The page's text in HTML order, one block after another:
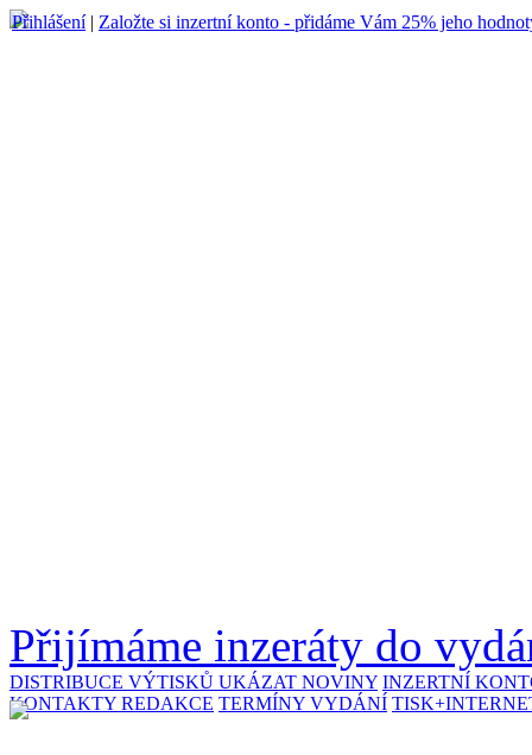
Přihlášení| Založte si inzertní konto - přidáme Vám 25% jeho
Přijímáme inzeráty do
DISTRIBUCE VÝTISKŮ UKÁZAT NOVINY INZERTNÍ
KONTAKTY REDAKCE TERMÍNY VYDÁNÍ